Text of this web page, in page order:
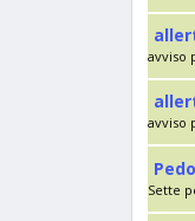
avviso
avviso
Sette